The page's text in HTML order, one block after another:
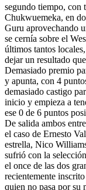
segundo tiempo, con
Chukwuemeka, en
Guru aprovechando
se cernía sobre el
últimos tantos
dejar un resultado
Demasiado premio
y apunta, con 4
demasiado castigo
inicio y empieza a
ese 0 de 6 puntos
De salida ambos
el caso de Ernesto
estrella, Nico
sufrió con la
el once de las dos
recientemente
quien no pasa por su